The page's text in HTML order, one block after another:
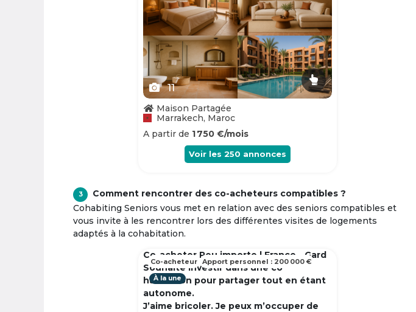
11
Maison Partagée
Marrakech, Maroc
A partir de 1 750 €/mois
Voir les 250 annonces
3
Comment rencontrer des co-acheteurs compatibles ?
Cohabiting Seniors vous met en relation avec des seniors compatibles et
vous invite à les rencontrer lors des différentes visites de logements
adaptés à la cohabitation.
Co-acheter Peu importe | France - Gard
Souhaite investir dans une co
habitation pour partager tout en étant
autonome.
J’aime bricoler. Je peux m’occuper de
À la une
Co-acheteur Apport personnel : 200 000 €